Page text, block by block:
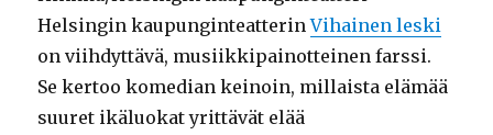
Helsingin kaupunginteatterinVihainen leski
on viihdyttävä, musiikkipainotteinen farssi.
Se kertoo komedian keinoin, millaista elämää
suuret ikäluokat yrittävät elää